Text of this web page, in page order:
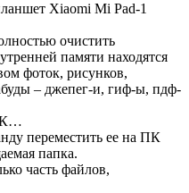
Xiaomi Mi Pad-1
очистить
памяти находятся
фоток, рисунков,
– джепег-и, гиф-ы, пдф-
переместить ее на ПК
папка.
часть файлов,